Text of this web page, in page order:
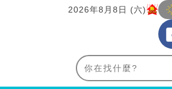
2026年8月8日 (六)